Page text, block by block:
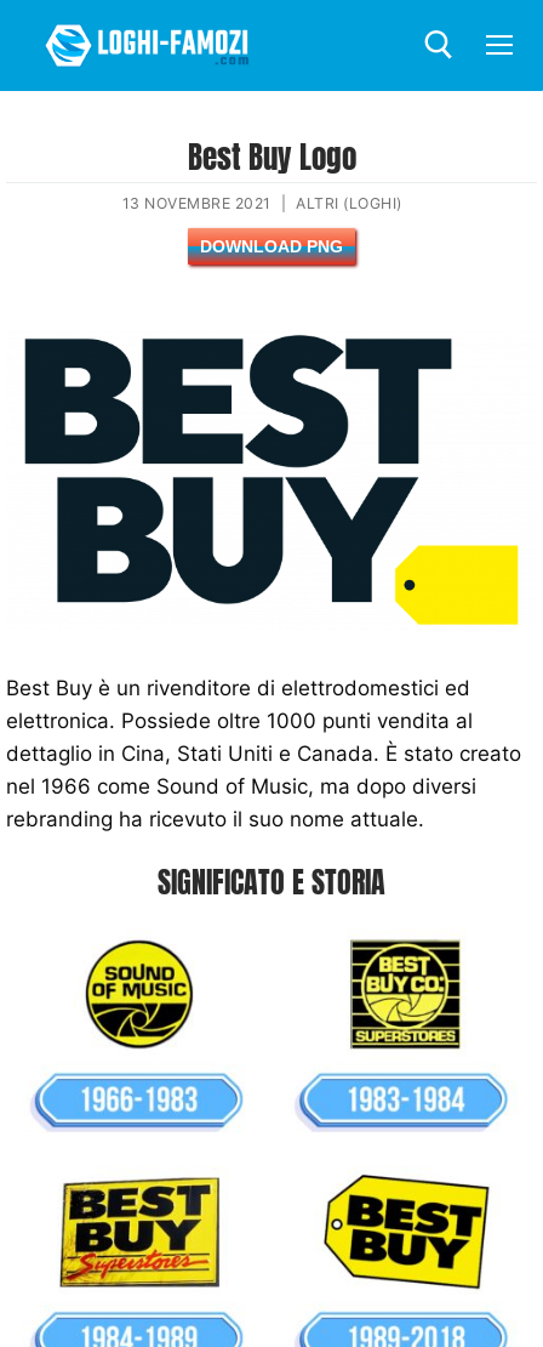
Best Buy Logo
13 NOVEMBRE 2021 ALTRI (LOGHI)
DOWNLOAD PNG
Best Buy è un rivenditore di elettrodomestici ed
elettronica. Possiede oltre 1000 punti vendita al
dettaglio in Cina, Stati Uniti e Canada. È stato creato
nel 1966 come Sound of Music, ma dopo diversi
rebranding ha ricevuto il suo nome attuale.
SIGNIFICATO E STORIA